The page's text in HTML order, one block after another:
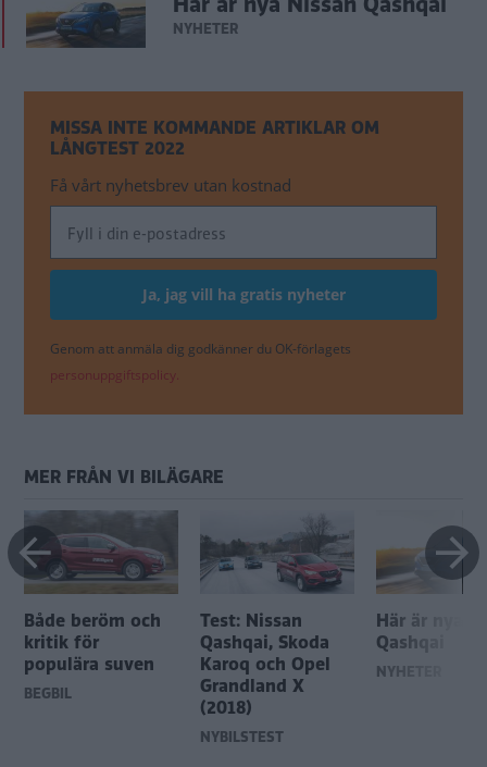
NYHETER
MISSA INTE KOMMANDE ARTIKLAR OM
LÅNGTEST 2022
Få vårt nyhetsbrev utan kostnad
Genom att anmäla dig godkänner du OK-förlagets
personuppgiftspolicy.
MER FRÅN VI BILÄGARE
Både beröm och
kritik för
populära suven
BEGBIL
Test: Nissan
Qashqai, Skoda
Karoq och Opel
Grandland X
(2018)
NYBILSTEST
Här är nya
Qashqai
NYHETER